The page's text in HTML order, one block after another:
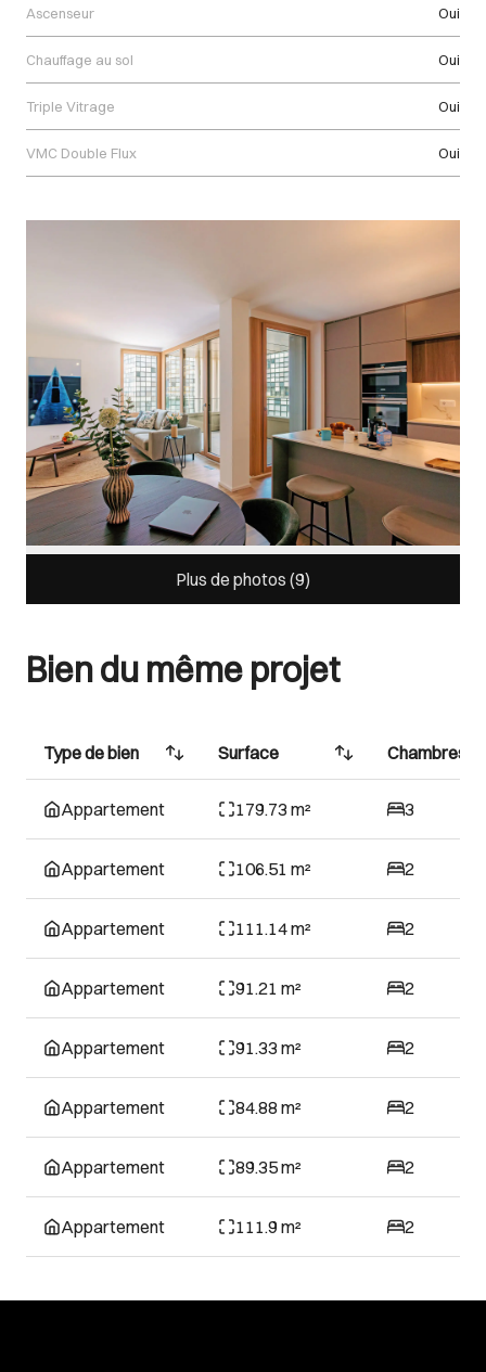
Ascenseur Oui
Chauffage au sol Oui
Triple Vitrage Oui
VMC Double Flux Oui
Plus de photos (9)
Bien du même projet
Type de bien Surface Chambres
Appartement 179.73 m² 3
Appartement 106.51 m² 2
Appartement 111.14 m² 2
Appartement 91.21 m² 2
Appartement 91.33 m² 2
Appartement 84.88 m² 2
Appartement 89.35 m² 2
Appartement 111.9 m² 2